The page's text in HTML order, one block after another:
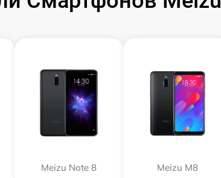
Meizu Note 8 Meizu M8